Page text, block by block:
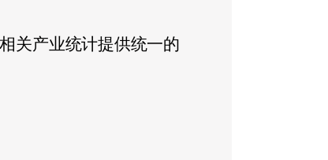
关产业统计提供统一的